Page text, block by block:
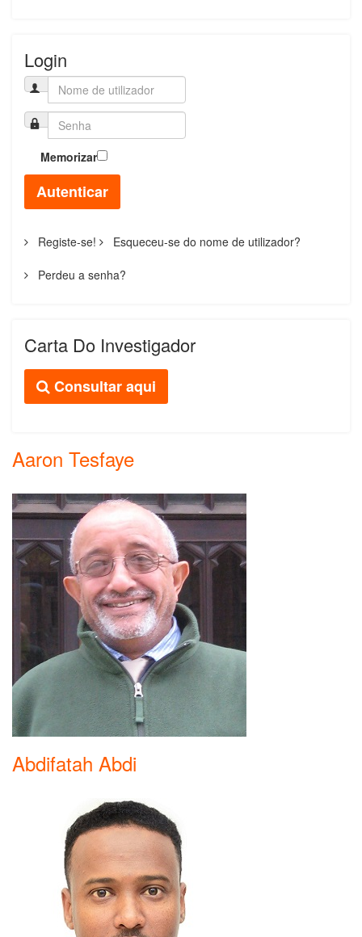
Login
Memorizar
Autenticar
Registe-se! Esqueceu-se do nome de utilizador?
Perdeu a senha?
Carta Do Investigador
Consultar aqui
Aaron Tesfaye
Abdifatah Abdi